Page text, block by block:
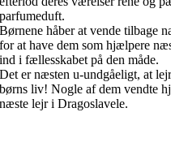
parfumeduft.
Børnene håber at vende tilbage
for at have dem som hjælpere
ind i fællesskabet på den måde.
Det er næsten u-undgåeligt, at
børns liv! Nogle af dem vendte
næste lejr i Dragoslavele.